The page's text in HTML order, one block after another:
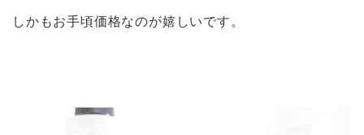
しかもお手頃価格なのが嬉しいです。